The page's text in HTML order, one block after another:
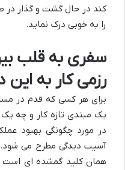
کند در حال گشت و گذار
را به خوبی درک نماید.
سفری به قلب
رزمی کار به این
برای هر کسی که قدم در
یک مبتدی تازه کار و چه یک
در مورد چگونگی بهبود
آسیب دیدگی مطرح می
همان کلید گمشده ای